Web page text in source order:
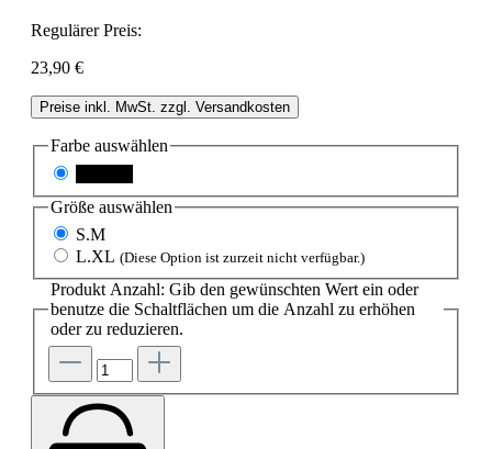
Regulärer Preis:
23,90 €
Preise inkl. MwSt. zzgl. Versandkosten
Farbe auswählen
Größe auswählen
S.M
L.XL (Diese Option ist zurzeit nicht verfügbar.)
Produkt Anzahl: Gib den gewünschten Wert ein oder
benutze die Schaltflächen um die Anzahl zu erhöhen
oder zu reduzieren.